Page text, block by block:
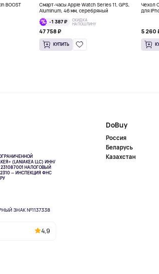
BOOST
Смарт-часы Apple Watch Series 11, GPS,
Aluminum, 46 мм, серебряный
-1 387 ₽
СКИДКА
НА ПОШЛИНУ
47 758 ₽
КУПИТЬ
Чехол
для
5 260
(LANIAKEA LLC) ИНН/
НАЛОГОВЫЙ
— ИНСПЕКЦИЯ ФНС
ЗНАК №1137338
4,9
DoBuy
Россия
Беларусь
Казахстан